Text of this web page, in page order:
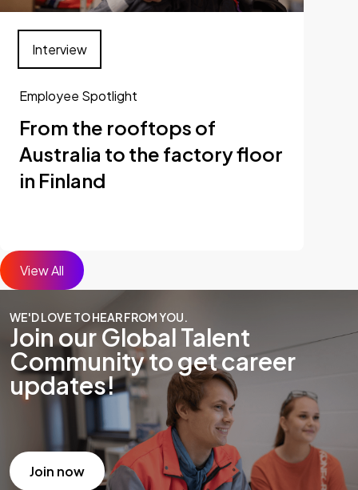
Employee Spotlight
From the rooftops of
Australia to the factory floor
in Finland
Interview
View All
WE'D LOVE TO HEAR FROM YOU.
Join our Global Talent
Community to get career
updates!
Join now